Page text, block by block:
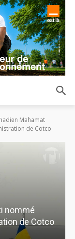
Mahamat
de Cotco
nommé
de Cotco